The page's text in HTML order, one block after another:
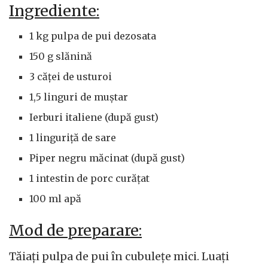
Ingrediente:
1 kg pulpa de pui dezosata
150 g slănină
3 căței de usturoi
1,5 linguri de muștar
Ierburi italiene (după gust)
1 linguriță de sare
Piper negru măcinat (după gust)
1 intestin de porc curățat
100 ml apă
Mod de preparare:
Tăiați pulpa de pui în cubulețe mici. Luați